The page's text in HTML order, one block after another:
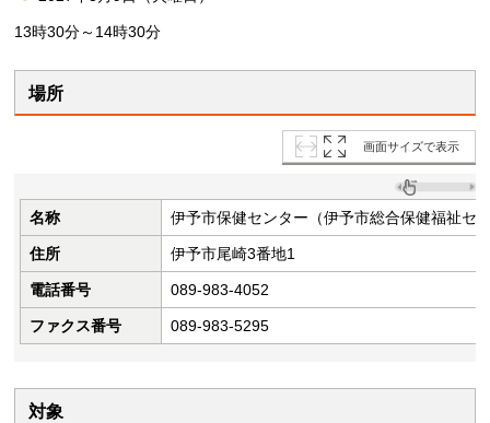
13時30分～14時30分
場所
画面サイズで表示
名称 伊予市保健センター（伊予市総合保健福祉セ
住所 伊予市尾崎3番地1
電話番号 089-983-4052
ファクス番号 089-983-5295
対象